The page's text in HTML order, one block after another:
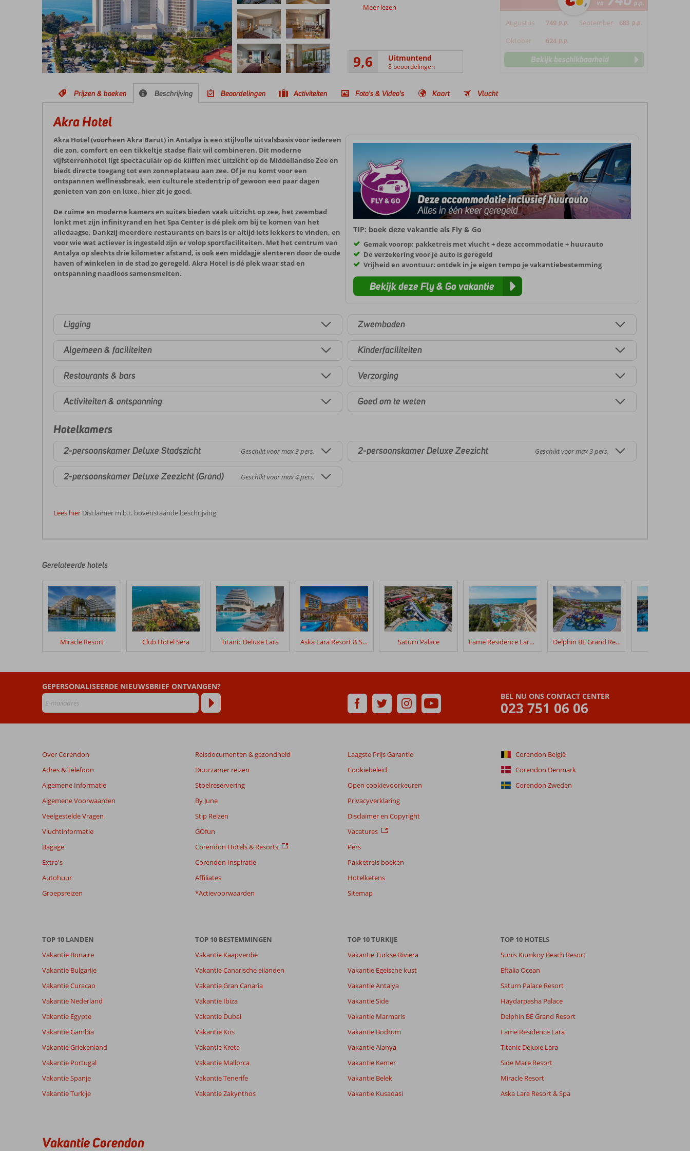
Meer lezen
9,6 Uitmuntend
8 beoordelingen
va p.p.
Augustus 749 p.p. September 683 p.p.
Oktober 624 p.p.
Bekijk beschikbaarheid
Prijzen & boeken Beschrijving Beoordelingen Activiteiten Foto's & Video's Kaart Vlucht
Akra Hotel
Akra Hotel (voorheen Akra Barut) in Antalya is een stijlvolle uitvalsbasis voor iedereen
die zon, comfort en een tikkeltje stadse flair wil combineren. Dit moderne
vijfsterrenhotel ligt spectaculair op de kliffen met uitzicht op de Middellandse Zee en
biedt directe toegang tot een zonneplateau aan zee. Of je nu komt voor een
ontspannen wellnessbreak, een culturele stedentrip of gewoon een paar dagen
genieten van zon en luxe, hier zit je goed.
De ruime en moderne kamers en suites bieden vaak uitzicht op zee, het zwembad
lonkt met zijn infinityrand en het Spa Center is dé plek om bij te komen van het
alledaagse. Dankzij meerdere restaurants en bars is er altijd iets lekkers te vinden, en
voor wie wat actiever is ingesteld zijn er volop sportfaciliteiten. Met het centrum van
Antalya op slechts drie kilometer afstand, is ook een middagje slenteren door de oude
haven of winkelen in de stad zo geregeld. Akra Hotel is dé plek waar stad en
ontspanning naadloos samensmelten.
TIP: boek deze vakantie als Fly & Go
Gemak voorop: pakketreis met vlucht + deze accommodatie + huurauto
De verzekering voor je auto is geregeld
Vrijheid en avontuur: ontdek in je eigen tempo je vakantiebestemming
Bekijk deze Fly & Go vakantie
Ligging
Algemeen & faciliteiten
Restaurants & bars
Activiteiten & ontspanning
Zwembaden
Kinderfaciliteiten
Verzorging
Goed om te weten
Hotelkamers
2-persoonskamer Deluxe Stadszicht Geschikt voor max 3 pers.
2-persoonskamer Deluxe Zeezicht (Grand) Geschikt voor max 4 pers.
2-persoonskamer Deluxe Zeezicht Geschikt voor max 3 pers.
Lees hier Disclaimer m.b.t. bovenstaande beschrijving.
door
klanten
geschreven
na
hun
verblijf
Akra
Beoordelingen
die
ouder
zijn
dan
worden
niet
meer
weergegeven
de
relevantie
de
info
Totale score
Gebaseerd op:
8
9,6
Uitmuntend
Eten
9,5
Kindvriendelijk 10
Wifi kwaliteit
Ervaringen
van onze
klanten
Filter reisgezelschap
Alle
Sorteren op
datum (nieuw > oud)
9,0
Met partner
Over
Antalya
Algemene indruk
Eten 9
Gerelateerde hotels
Miracle Resort Club Hotel Sera Titanic Deluxe Lara Aska Lara Resort & Spa Saturn Palace Fame Residence Lara & Spa Delphin BE Grand Resort
BEL NU ONS CONTACT CENTER
023 751 06 06
GEPERSONALISEERDE NIEUWSBRIEF ONTVANGEN?
Over Corendon
Adres & Telefoon
Algemene Informatie
Algemene Voorwaarden
Veelgestelde Vragen
Vluchtinformatie
Bagage
Extra's
Autohuur
Groepsreizen
Reisdocumenten & gezondheid
Duurzamer reizen
Stoelreservering
By June
Stip Reizen
GOfun
Corendon Hotels & Resorts
Corendon Inspiratie
Affiliates
*Actievoorwaarden
Laagste Prijs Garantie
Cookiebeleid
Open cookievoorkeuren
Privacyverklaring
Disclaimer en Copyright
Vacatures
Pers
Pakketreis boeken
Hotelketens
Sitemap
Corendon België
Corendon Denmark
Corendon Zweden
TOP 10 LANDEN
Vakantie Bonaire
Vakantie Bulgarije
Vakantie Curacao
Vakantie Nederland
Vakantie Egypte
Vakantie Gambia
Vakantie Griekenland
Vakantie Portugal
Vakantie Spanje
Vakantie Turkije
TOP 10 BESTEMMINGEN
Vakantie Kaapverdië
Vakantie Canarische eilanden
Vakantie Gran Canaria
Vakantie Ibiza
Vakantie Dubai
Vakantie Kos
Vakantie Kreta
Vakantie Mallorca
Vakantie Tenerife
Vakantie Zakynthos
TOP 10 TURKIJE
Vakantie Turkse Riviera
Vakantie Egeische kust
Vakantie Antalya
Vakantie Side
Vakantie Marmaris
Vakantie Bodrum
Vakantie Alanya
Vakantie Kemer
Vakantie Belek
Vakantie Kusadasi
TOP 10 HOTELS
Sunis Kumkoy Beach Resort
Eftalia Ocean
Saturn Palace Resort
Haydarpasha Palace
Delphin BE Grand Resort
Fame Residence Lara
Titanic Deluxe Lara
Side Mare Resort
Miracle Resort
Aska Lara Resort & Spa
Vakantie Corendon